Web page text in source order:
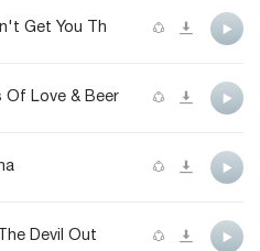
Get You Th
Of Love & Beer
Devil Out